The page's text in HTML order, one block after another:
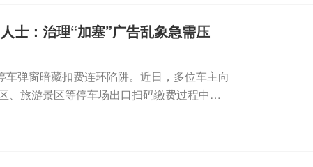
士：治理“加塞”广告乱象急需压
弹窗暗藏扣费连环陷阱。近日，多位车主向
、旅游景区等停车场出口扫码缴费过程中，